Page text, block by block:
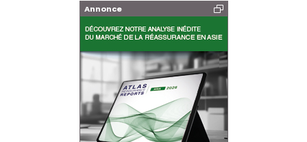
Annonce